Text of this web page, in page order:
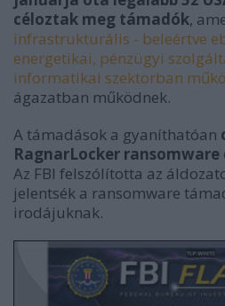
céloztak meg támadók,
infrastrukturális - beleértve
energetikai, pénzügyi
informatikai szektorban
ágazatban működnek.
A támadások a gyaníthatóan
RagnarLocker
Az FBI felszólította az
jelentsék a ransomware
irodájuknak.